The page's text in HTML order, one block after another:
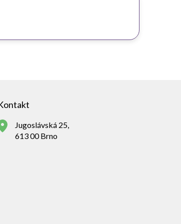
Jugoslávská 25,
613 00 Brno